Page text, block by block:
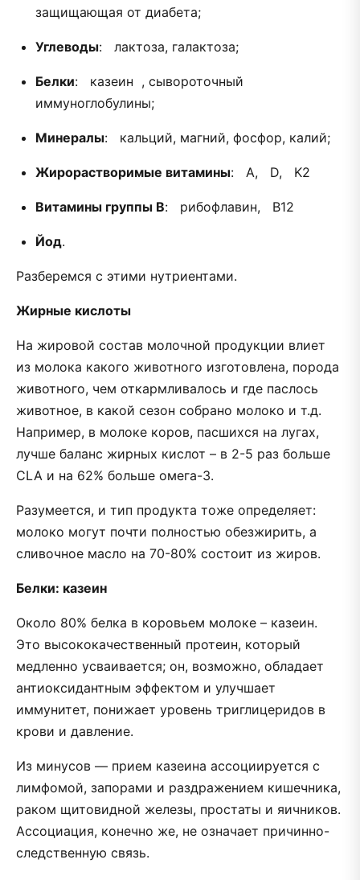
защищающая от диабета;
Углеводы: лактоза, галактоза;
Белки: казеин , сывороточный
иммуноглобулины;
Минералы: кальций, магний, фосфор, калий;
Жирорастворимые витамины: A, D, K2
Витамины группы B: рибофлавин, B12
Йод.
Разберемся с этими нутриентами.
Жирные кислоты
На жировой состав молочной продукции влиет
из молока какого животного изготовлена, порода
животного, чем откармливалось и где паслось
животное, в какой сезон собрано молоко и т.д.
Например, в молоке коров, пасшихся на лугах,
лучше баланс жирных кислот – в 2-5 раз больше
CLA и на 62% больше омега-3.
Разумеется, и тип продукта тоже определяет:
молоко могут почти полностью обезжирить, а
сливочное масло на 70-80% состоит из жиров.
Белки: казеин
Около 80% белка в коровьем молоке – казеин.
Это высококачественный протеин, который
медленно усваивается; он, возможно, обладает
антиоксидантным эффектом и улучшает
иммунитет, понижает уровень триглицеридов в
крови и давление.
Из минусов — прием казеина ассоциируется с
лимфомой, запорами и раздражением кишечника,
раком щитовидной железы, простаты и яичников.
Ассоциация, конечно же, не означает причинно-
следственную связь.